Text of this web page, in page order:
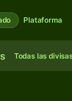
Plataforma
Todas las